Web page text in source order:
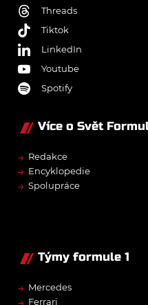
Threads
Tiktok
LinkedIn
Youtube
Spotify
Více o Svět
→ Redakce
→ Encyklopedie
→ Spolupráce
Týmy formule 1
→ Mercedes
Ferrari